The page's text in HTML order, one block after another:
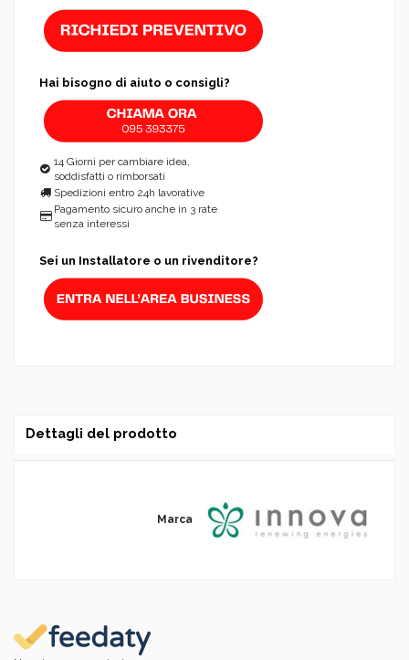
Hai bisogno di aiuto o consigli?
14 Giorni per cambiare idea,
soddisfatti o rimborsati
Spedizioni entro 24h lavorative
Pagamento sicuro anche in 3 rate
senza interessi
Sei un Installatore o un rivenditore?
Dettagli del prodotto
Marca